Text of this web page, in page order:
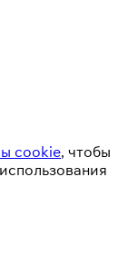
cookie, чтобы